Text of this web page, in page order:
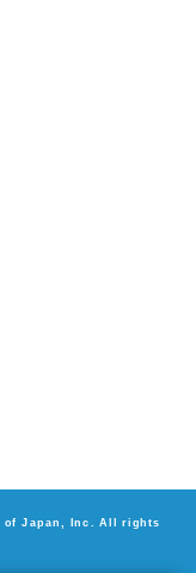
of Japan, Inc. All rights